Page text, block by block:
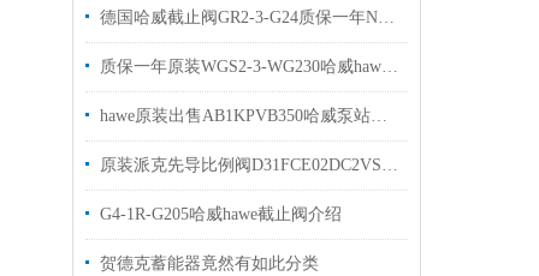
德国哈威截止阀GR2-3-G24质保一年NGR2-1R-N24现货
质保一年原装WGS2-3-WG230哈威hawe换向阀
hawe原装出售AB1KPVB350哈威泵站连接块
原装派克先导比例阀D31FCE02DC2VS7 PARKER派克现货
G4-1R-G205哈威hawe截止阀介绍
贺德克蓄能器竟然有如此分类